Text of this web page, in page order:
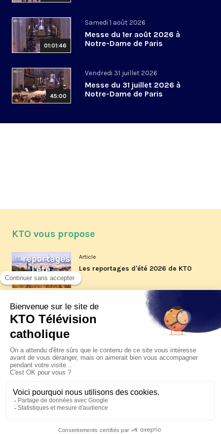
01:01:46
Samedi 1 août 2026
Messe du 1er août 2026 à
Notre-Dame de Paris
45:00
Vendredi 31 juillet 2026
Messe du 31 juillet 2026 à
Notre-Dame de Paris
KTO vous propose
Article
Les reportages d'été 2026 de KTO
Article
La visite pastorale du pape Léon
XIV à Assise à suivre sur KTO le
Article
Le pape en Uruguay, Argentine et